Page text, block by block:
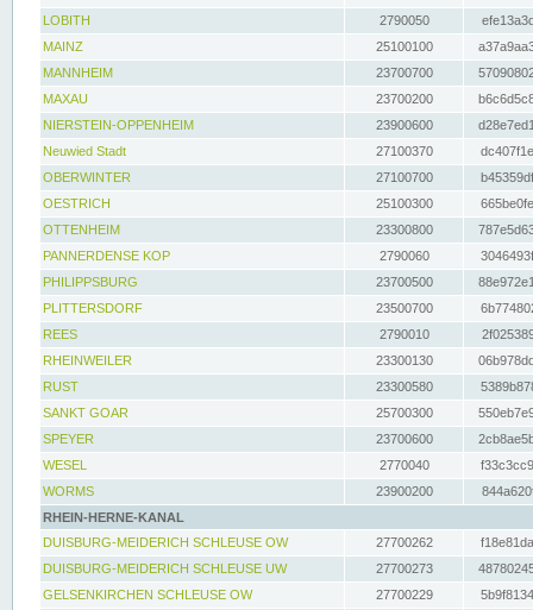
LOBITH
2790050
MAINZ
25100100
MANNHEIM
23700700
MAXAU
23700200
NIERSTEIN-OPPENHEIM
23900600
Neuwied Stadt
27100370
OBERWINTER
27100700
OESTRICH
25100300
OTTENHEIM
23300800
PANNERDENSE KOP
2790060
PHILIPPSBURG
23700500
PLITTERSDORF
23500700
REES
2790010
RHEINWEILER
23300130
RUST
23300580
SANKT GOAR
25700300
SPEYER
23700600
WESEL
2770040
WORMS
23900200
RHEIN-HERNE-KANAL
DUISBURG-MEIDERICH SCHLEUSE OW
27700262
DUISBURG-MEIDERICH SCHLEUSE UW
27700273
GELSENKIRCHEN SCHLEUSE OW
27700229